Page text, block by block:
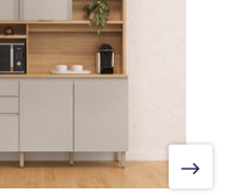
:
: